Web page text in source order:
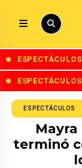
ESPECTÁCULOS
ESPECTÁCULOS
ESPECTÁCULOS
terminó